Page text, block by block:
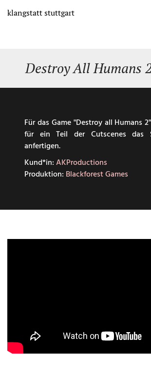
zum
klangstattstuttgart
Destroy All Humans
Für das Game "Destroy all Humans
für ein Teil der Cutscenes das
anfertigen.
Kund*in:AKProductions
Produktion: Blackforest Games